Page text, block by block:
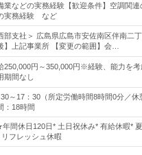
業などの実務経験【歓迎条件】空調関
実務経験 など
部支社＞ 広島県広島市安佐南区伴南二
】上記事業所 【変更の範囲】会…
250,000円～350,000円※経験、能力を
期間なし
～17：30（所定労働時間8時間0分／
：18時間
間休日120日* 土日祝休み* 有給休暇*
リフレッシュ休暇